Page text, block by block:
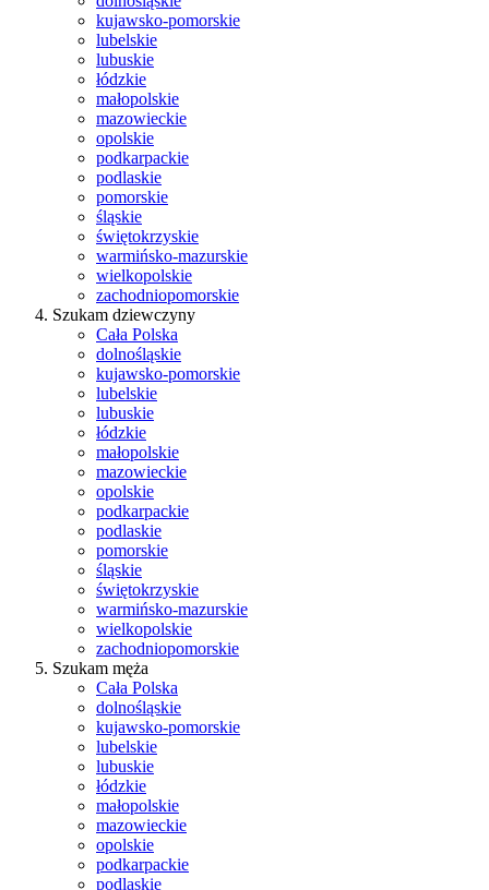
kujawsko-pomorskie
lubelskie
lubuskie
łódzkie
małopolskie
mazowieckie
opolskie
podkarpackie
podlaskie
pomorskie
śląskie
świętokrzyskie
warmińsko-mazurskie
wielkopolskie
zachodniopomorskie
Szukam dziewczyny
Cała Polska
dolnośląskie
kujawsko-pomorskie
lubelskie
lubuskie
łódzkie
małopolskie
mazowieckie
opolskie
podkarpackie
podlaskie
pomorskie
śląskie
świętokrzyskie
warmińsko-mazurskie
wielkopolskie
zachodniopomorskie
Szukam męża
Cała Polska
dolnośląskie
kujawsko-pomorskie
lubelskie
lubuskie
łódzkie
małopolskie
mazowieckie
opolskie
podkarpackie
podlaskie